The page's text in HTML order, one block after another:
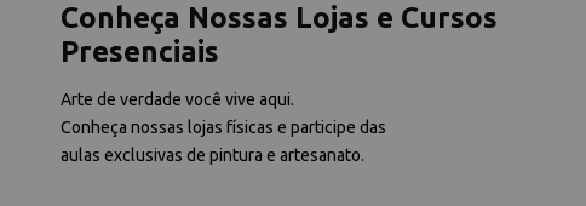
Conheça Nossas Lojas e Cursos
Presenciais
Arte de verdade você vive aqui.
Conheça nossas lojas físicas e participe das
aulas exclusivas de pintura e artesanato.